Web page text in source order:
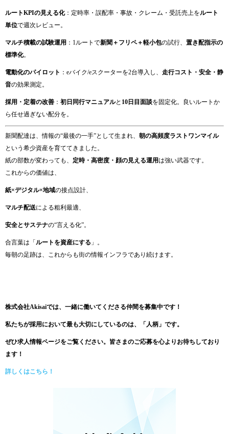
ルートKPIの見える化：定時率・誤配率・事故・クレーム・受託売上をルート
単位で週次レビュー。
マルチ積載の試験運用 ：1ルートで新聞＋フリペ＋軽小包の試行、 置き配指示の
標準化。
電動化のパイロット ：eバイク/eスクーターを2台導入し、 走行コスト・安全・静
音の効果測定。
採用・定着の改善 ： 初日同行マニュアルと 10日目面談を固定化。良いルートか
ら任せ過ぎない配分を。
新聞配達は、情報の“最後の一手”として生まれ、 朝の高頻度ラストワンマイル
という希少資産を育ててきました。
紙の部数が変わっても、 定時・高密度・顔の見える運用は強い武器です。
これからの価値は、
紙×デジタル×地域の接点設計、
マルチ配送による粗利最適、
安全とサステナの“言える化”。
合言葉は「 ルートを資産にする 」。
毎朝の足跡は、これからも街の情報インフラであり続けます。
株式会社Akisaiでは、一緒に働いてくださる仲間を募集中です！
私たちが採用において最も大切にしているのは、「人柄」です。
ぜひ求人情報ページをご覧ください。皆さまのご応募を心よりお待ちしており
ます！
詳しくはこちら！